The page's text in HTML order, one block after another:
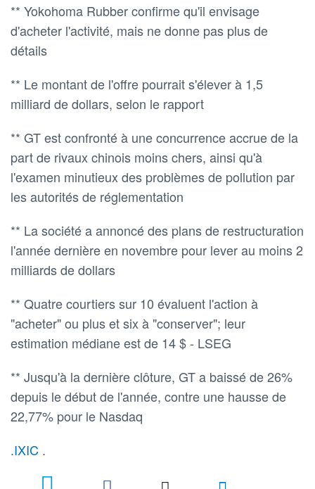
** Yokohoma Rubber confirme qu'il envisage
d'acheter l'activité, mais ne donne pas plus de
détails
** Le montant de l'offre pourrait s'élever à 1,5
milliard de dollars, selon le rapport
** GT est confronté à une concurrence accrue de la
part de rivaux chinois moins chers, ainsi qu'à
l'examen minutieux des problèmes de pollution par
les autorités de réglementation
** La société a annoncé des plans de restructuration
l'année dernière en novembre pour lever au moins 2
milliards de dollars
** Quatre courtiers sur 10 évaluent l'action à
"acheter" ou plus et six à "conserver"; leur
estimation médiane est de 14 $ - LSEG
** Jusqu'à la dernière clôture, GT a baissé de 26%
depuis le début de l'année, contre une hausse de
22,77% pour le Nasdaq
.IXIC .